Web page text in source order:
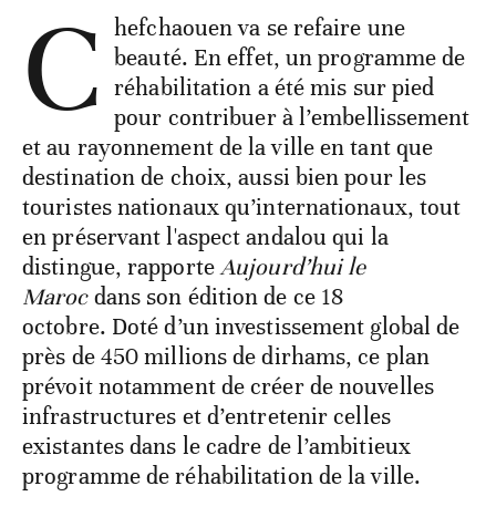
C hefchaouen va se refaire une
beauté. En effet, un programme de
réhabilitation a été mis sur pied
pour contribuer à l’embellissement
et au rayonnement de la ville en tant que
destination de choix, aussi bien pour les
touristes nationaux qu’internationaux, tout
en préservant l'aspect andalou qui la
distingue, rapporteAujourd’hui le
Marocdans son édition de ce 18
octobre. Doté d’un investissement global de
près de 450 millions de dirhams, ce plan
prévoit notamment de créer de nouvelles
infrastructures et d’entretenir celles
existantes dans le cadre de l’ambitieux
programme de réhabilitation de la ville.